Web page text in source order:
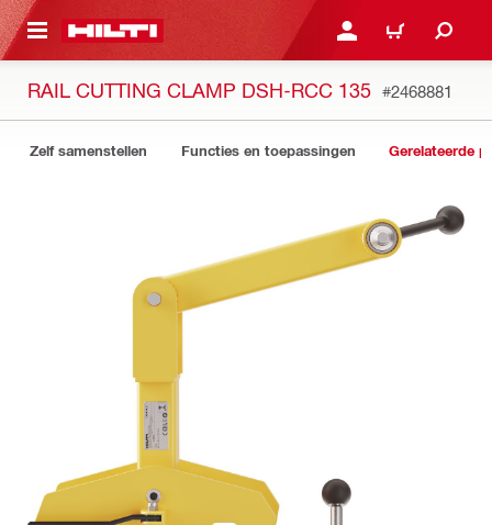
HOOFDINHOUD AANMELDEN OF
WINKELWAGEN
RAIL CUTTING CLAMP DSH-RCC 135 #2468881
Zelf samenstellen Functies en toepassingen Gerelateerde